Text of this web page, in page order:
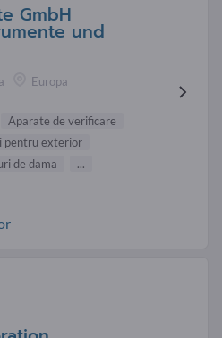
GmbH
und
Europa
Aparate de verificare
pentru exterior
de dama ...